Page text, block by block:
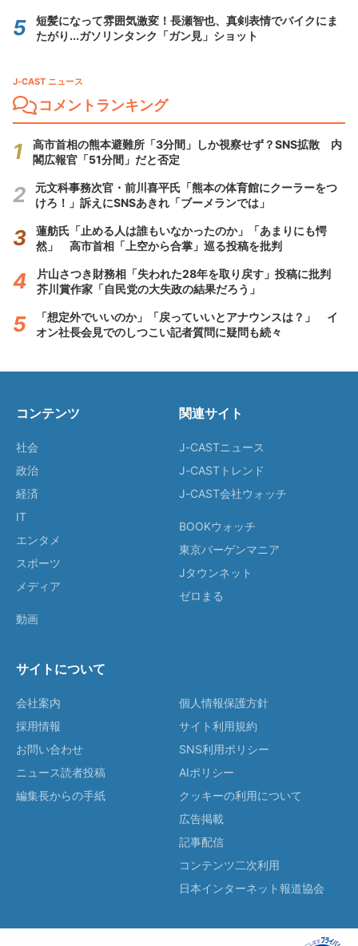
短髪になって雰囲気激変！長瀬智也、真剣表情でバイクにま
たがり...ガソリンタンク「ガン見」ショット
J-CAST ニュース
コメントランキング
高市首相の熊本避難所「3分間」しか視察せず？SNS拡散 内
閣広報官「51分間」だと否定
元文科事務次官・前川喜平氏「熊本の体育館にクーラーをつ
けろ！」訴えにSNSあきれ「ブーメランでは」
蓮舫氏「止める人は誰もいなかったのか」「あまりにも愕
然」 高市首相「上空から合掌」巡る投稿を批判
片山さつき財務相「失われた28年を取り戻す」投稿に批判
芥川賞作家「自民党の大失政の結果だろう」
「想定外でいいのか」「戻っていいとアナウンスは？」 イ
オン社長会見でのしつこい記者質問に疑問も続々
コンテンツ
社会
政治
経済
IT
エンタメ
スポーツ
メディア
動画
関連サイト
J-CASTニュース
J-CASTトレンド
J-CAST会社ウォッチ
BOOKウォッチ
東京バーゲンマニア
Jタウンネット
ゼロまる
サイトについて
会社案内
採用情報
お問い合わせ
ニュース読者投稿
編集長からの手紙
個人情報保護方針
サイト利用規約
SNS利用ポリシー
AIポリシー
クッキーの利用について
広告掲載
記事配信
コンテンツ二次利用
日本インターネット報道協会